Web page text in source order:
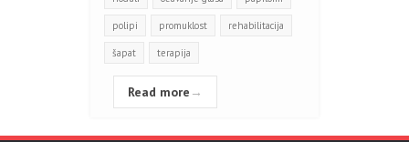
polipi promuklost rehabilitacija
šapat terapija
Read more →